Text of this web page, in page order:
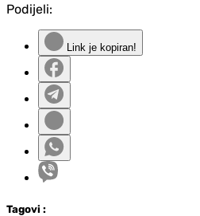
Podijeli:
Link je kopiran!
Tagovi :